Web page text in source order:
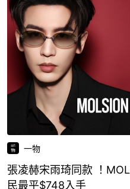
一物
張凌赫宋雨琦同款 ！
民最平$748入手